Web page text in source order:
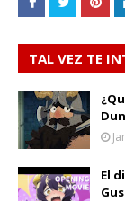
TAL VEZ TE
El